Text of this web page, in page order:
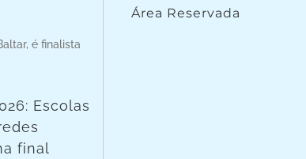
é finalista
Escolas
final
Área Reservada